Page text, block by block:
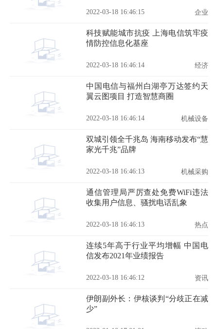
2022-03-18 16:46:15 企业
科技赋能城市抗疫 上海电信筑牢疫
情防控信息化基座
2022-03-18 16:46:14 经济
中国电信与福州白湖亭万达签约天
翼云图项目 打造智慧商圈
2022-03-18 16:46:14 机械设备
双城引领全千兆岛 海南移动发布“慧
家光千兆”品牌
2022-03-18 16:46:13 机械采购
通信管理局严厉查处免费WiFi违法
收集用户信息、骚扰电话乱象
2022-03-18 16:46:13 热点
连续5年高于行业平均增幅 中国电
信发布2021年业绩报告
2022-03-18 16:46:12 资讯
伊朗副外长：伊核谈判“分歧正在减
少”